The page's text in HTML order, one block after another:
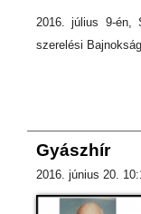
2016. július 9-én,
szerelési
Gyászhír
2016. június 20.